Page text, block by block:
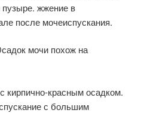
жжение в
после мочеиспускания.
мочи похож на
кирпично-красным осадком.
с большим